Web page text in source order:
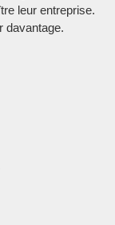
leur entreprise.
davantage.